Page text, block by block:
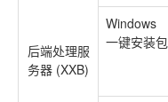
后端处理服
务器 (XXB)
Windows
一键安装包